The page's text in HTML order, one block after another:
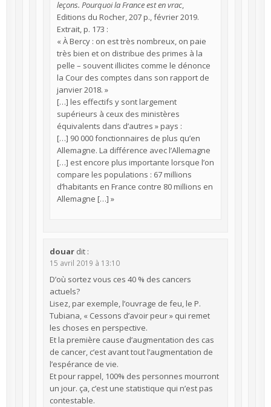
leçons. Pourquoi la France est en vrac,
Editions du Rocher, 207 p., février 2019.
Extrait, p. 173 :
« À Bercy : on est très nombreux, on paie
très bien et on distribue des primes à la
pelle – souvent illicites comme le dénonce
la Cour des comptes dans son rapport de
janvier 2018. »
[…] les effectifs y sont largement
supérieurs à ceux des ministères
équivalents dans d’autres » pays :
[…] 90 000 fonctionnaires de plus qu’en
Allemagne. La différence avec l’Allemagne
[…] est encore plus importante lorsque l’on
compare les populations : 67 millions
d’habitants en France contre 80 millions en
Allemagne […] »
douar dit :
15 avril 2019 à 13:10
D’où sortez vous ces 40 % des cancers
actuels?
Lisez, par exemple, l’ouvrage de feu, le P.
Tubiana, « Cessons d’avoir peur » qui remet
les choses en perspective.
Et la première cause d’augmentation des cas
de cancer, c’est avant tout l’augmentation de
l’espérance de vie.
Et pour rappel, 100% des personnes mourront
un jour. ça, c’est une statistique qui n’est pas
contestable.